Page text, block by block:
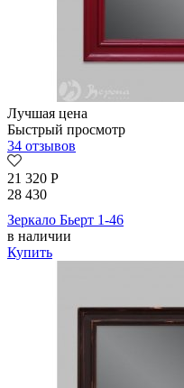
Лучшая цена
Быстрый просмотр
34 отзывов
21 320 Р
28 430
Зеркало Бьерт 1-46
в наличии
Купить